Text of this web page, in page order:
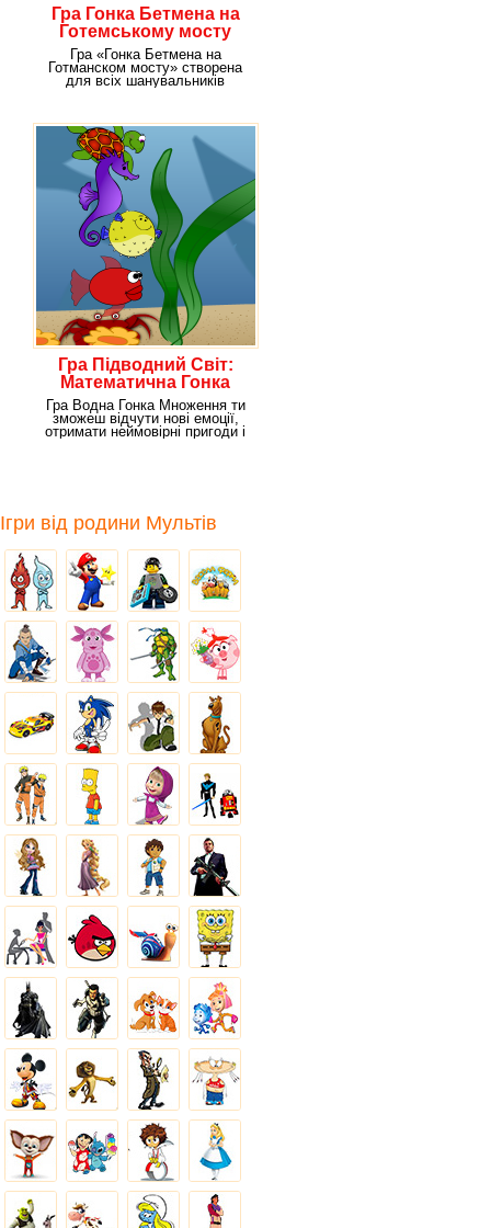
Гра Гонка Бетмена на
Готемському мосту
Гра «Гонка Бетмена на
Готманском мосту» створена
для всіх шанувальників
Гра Підводний Світ:
Математична Гонка
Гра Водна Гонка Множення ти
зможеш відчути нові емоції,
отримати неймовірні пригоди і
Ігри від родини Мультів